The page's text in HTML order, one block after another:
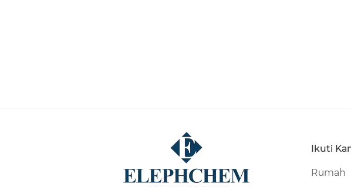
Ikuti
Rumah